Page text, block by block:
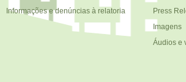
Informações e denúncias à relatoria
Press
Imagens
Áudios e